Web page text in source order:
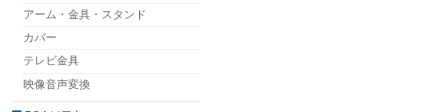
アーム・金具・スタンド
カバー
テレビ金具
映像音声変換